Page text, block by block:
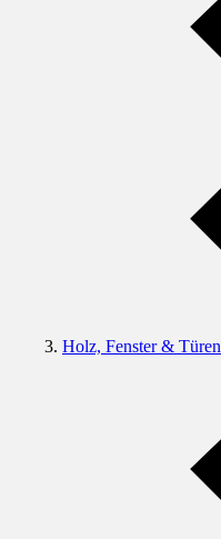
Holz, Fenster & Türen